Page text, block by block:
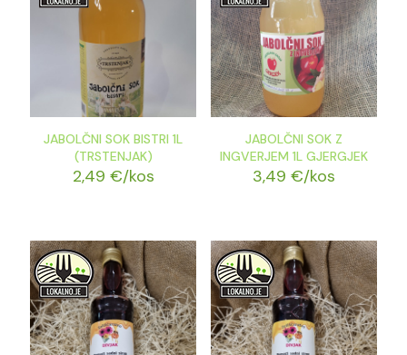
JABOLČNI SOK BISTRI 1L
(TRSTENJAK)
2,49 €/kos
JABOLČNI SOK Z
INGVERJEM 1L GJERGJEK
3,49 €/kos